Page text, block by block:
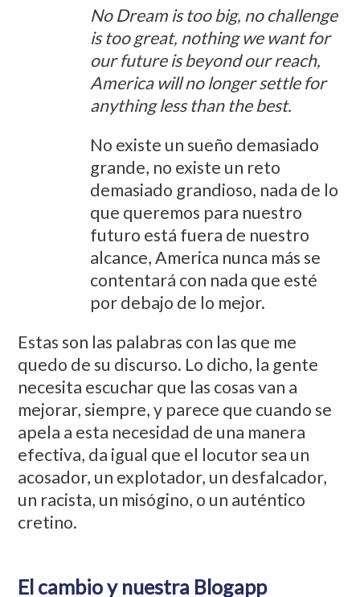
No Dream is too big, no challenge
is too great, nothing we want for
our future is beyond our reach,
America will no longer settle for
anything less than the best.
No existe un sueño demasiado
grande, no existe un reto
demasiado grandioso, nada de lo
que queremos para nuestro
futuro está fuera de nuestro
alcance, America nunca más se
contentará con nada que esté
por debajo de lo mejor.
Estas son las palabras con las que me
quedo de su discurso. Lo dicho, la gente
necesita escuchar que las cosas van a
mejorar, siempre, y parece que cuando se
apela a esta necesidad de una manera
efectiva, da igual que el locutor sea un
acosador, un explotador, un desfalcador,
un racista, un misógino, o un auténtico
cretino.
El cambio y nuestra Blogapp